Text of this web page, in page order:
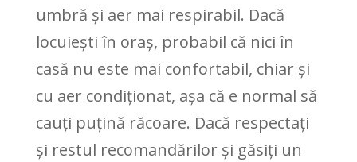
umbră și aer mai respirabil. Dacă
locuiești în oraș, probabil că nici în
casă nu este mai confortabil, chiar și
cu aer condiționat, așa că e normal să
cauți puțină răcoare. Dacă respectați
și restul recomandărilor și găsiți un